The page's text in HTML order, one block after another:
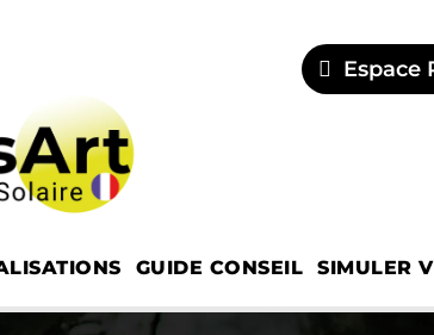
Espace
GUIDE CONSEIL SIMULER